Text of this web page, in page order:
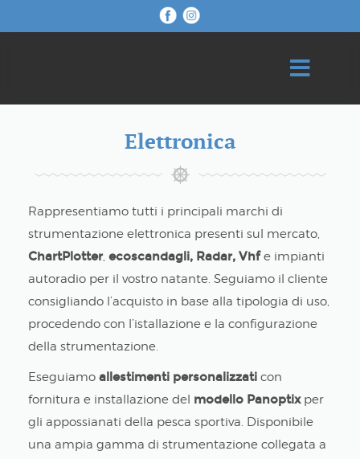
Elettronica
Rappresentiamo tutti i principali marchi di
strumentazione elettronica presenti sul mercato,
ChartPlotter, ecoscandagli, Radar, Vhfe impianti
autoradio per il vostro natante. Seguiamo il cliente
consigliando l’acquisto in base alla tipologia di uso,
procedendo con l’istallazione e la configurazione
della strumentazione.
Eseguiamo allestimenti personalizzati con
fornitura e installazione del modello Panoptixper
gli appossianati della pesca sportiva. Disponibile
una ampia gamma di strumentazione collegata a